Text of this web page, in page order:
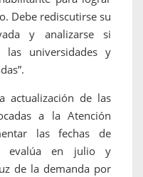
Debe rediscutirse su
y analizarse si
las universidades y
actualización de las
a la Atención
las fechas de
evalúa en julio y
de la demanda por